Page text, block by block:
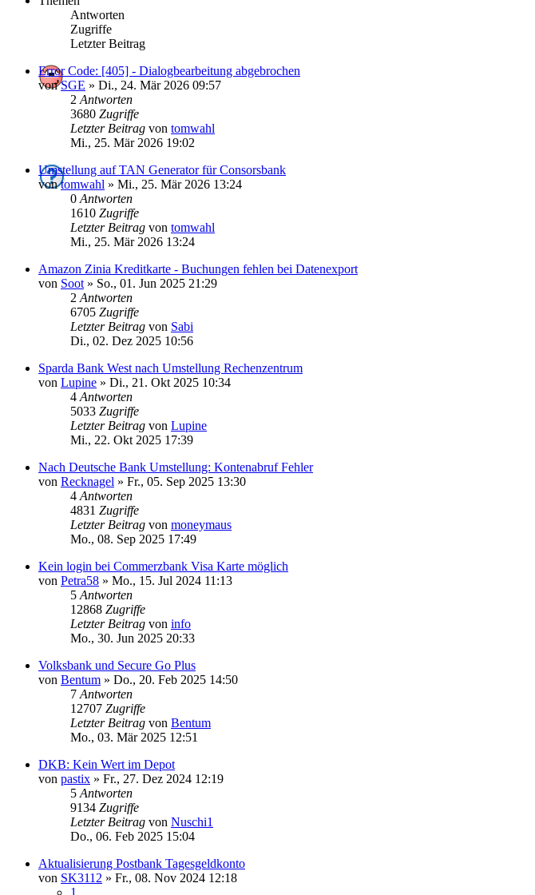
Antworten
Zugriffe
Letzter Beitrag
Error Code: [405] - Dialogbearbeitung abgebrochen
vonSGE » Di., 24. Mär 2026 09:57
2 Antworten
3680 Zugriffe
Letzter Beitrag von tomwahl
Mi., 25. Mär 2026 19:02
Umstellung auf TAN Generator für Consorsbank
vontomwahl » Mi., 25. Mär 2026 13:24
0 Antworten
1610 Zugriffe
Letzter Beitrag von tomwahl
Mi., 25. Mär 2026 13:24
Amazon Zinia Kreditkarte - Buchungen fehlen bei Datenexport
von Soot » So., 01. Jun 2025 21:29
2 Antworten
6705 Zugriffe
Letzter Beitrag von Sabi
Di., 02. Dez 2025 10:56
Sparda Bank West nach Umstellung Rechenzentrum
von Lupine » Di., 21. Okt 2025 10:34
4 Antworten
5033 Zugriffe
Letzter Beitrag von Lupine
Mi., 22. Okt 2025 17:39
Nach Deutsche Bank Umstellung: Kontenabruf Fehler
von Recknagel » Fr., 05. Sep 2025 13:30
4 Antworten
4831 Zugriffe
Letzter Beitrag von moneymaus
Mo., 08. Sep 2025 17:49
Kein login bei Commerzbank Visa Karte möglich
von Petra58 » Mo., 15. Jul 2024 11:13
5 Antworten
12868 Zugriffe
Letzter Beitrag von info
Mo., 30. Jun 2025 20:33
Volksbank und Secure Go Plus
von Bentum » Do., 20. Feb 2025 14:50
7 Antworten
12707 Zugriffe
Letzter Beitrag von Bentum
Mo., 03. Mär 2025 12:51
DKB: Kein Wert im Depot
von pastix » Fr., 27. Dez 2024 12:19
5 Antworten
9134 Zugriffe
Letzter Beitrag von Nuschi1
Do., 06. Feb 2025 15:04
Aktualisierung Postbank Tagesgeldkonto
von SK3112 » Fr., 08. Nov 2024 12:18
1